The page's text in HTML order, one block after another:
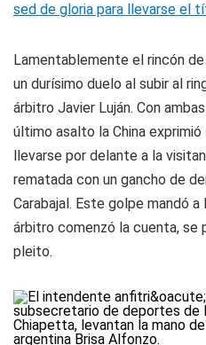
sed de gloria para llevarse el
Lamentablemente el rincón
un durísimo duelo al subir al
árbitro Javier Luján. Con
último asalto la China exprimió
llevarse por delante a la
rematada con un gancho de
Carabajal. Este golpe mandó
árbitro comenzó la cuenta, se
pleito.